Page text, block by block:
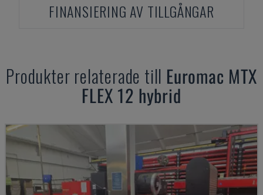
FINANSIERING AV TILLGÅNGAR
Produkter relaterade till Euromac MTX
FLEX 12 hybrid